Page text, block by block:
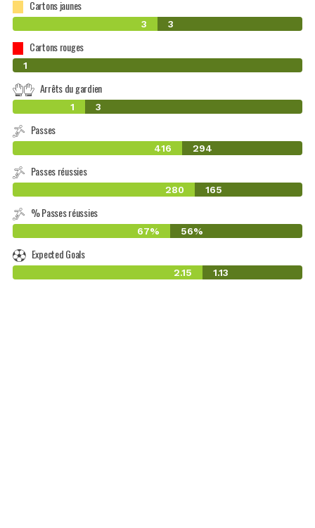
Cartons jaunes
3 3
Cartons rouges
0
1
Arrêts du gardien
1 3
Passes
416 294
Passes réussies
280 165
% Passes réussies
67% 56%
Expected Goals
2.15 1.13